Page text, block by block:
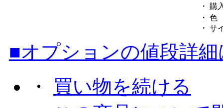
・ 購
・ 色
・ サ
■オプションの値段詳
・ 買い物を続ける